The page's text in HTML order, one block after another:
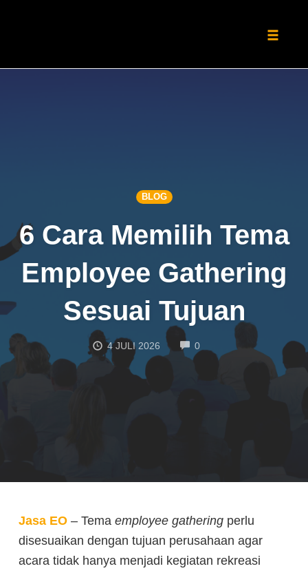
BLOG
6 Cara Memilih Tema
Employee Gathering
Sesuai Tujuan
4 JULI 2026 0COMMENTS
Jasa EO – Tema employee gathering perlu
disesuaikan dengan tujuan perusahaan agar
acara tidak hanya menjadi kegiatan rekreasi